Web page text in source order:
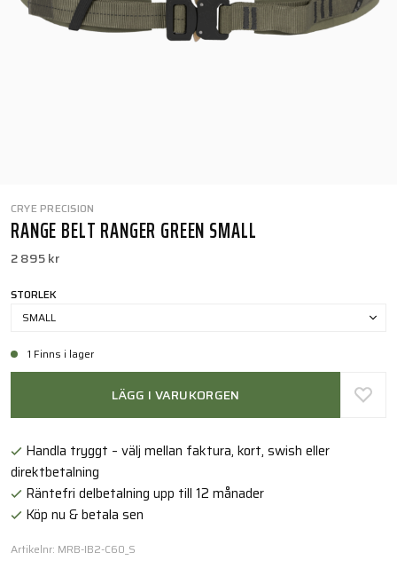
CRYE PRECISION
RANGE BELT RANGER GREEN SMALL
2 895 kr
STORLEK
SMALL
1 Finns i lager
LÄGG I VARUKORGEN
Handla tryggt – välj mellan faktura, kort, swish eller
direktbetalning
Räntefri delbetalning upp till 12 månader
Köp nu & betala sen
Artikelnr: MRB-IB2-C60_S